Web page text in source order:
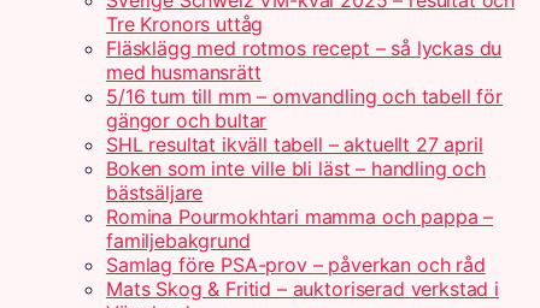
Tre Kronors uttåg
Fläsklägg med rotmos recept – så lyckas du
med husmansrätt
5/16 tum till mm – omvandling och tabell för
gängor och bultar
SHL resultat ikväll tabell – aktuellt 27 april
Boken som inte ville bli läst – handling och
bästsäljare
Romina Pourmokhtari mamma och pappa –
familjebakgrund
Samlag före PSA-prov – påverkan och råd
Mats Skog & Fritid – auktoriserad verkstad i